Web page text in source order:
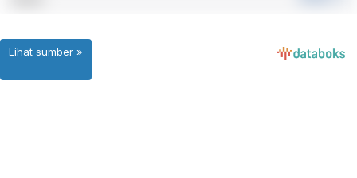
Lihat sumber »